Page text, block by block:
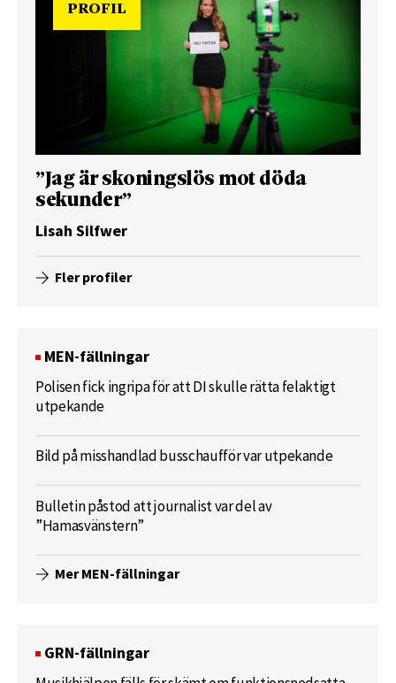
PROFIL
”Jag är skoningslös mot döda
sekunder”
Lisah Silfwer
Fler profiler
MEN-fällningar
Polisen fick ingripa för att DI skulle rätta felaktigt
utpekande
Bild på misshandlad busschaufför var utpekande
Bulletin påstod att journalist var del av
”Hamasvänstern”
Mer MEN-fällningar
GRN-fällningar